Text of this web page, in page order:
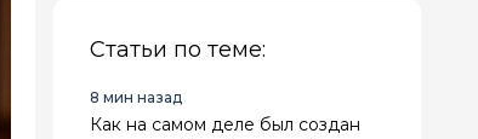
Статьи по теме:
8 мин назад
Как на самом деле был создан